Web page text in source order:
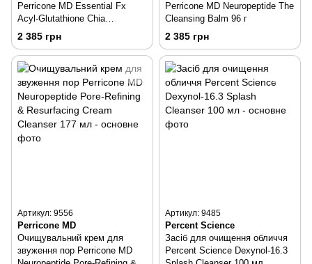
Perricone MD Essential Fx
Acyl-Glutathione Chia
Cleansing Balm 85 г
2 385 грн
Perricone MD Neuropeptide The
Cleansing Balm 96 г
2 385 грн
Артикул: 9556
Perricone MD
Очищувальний крем для
звуження пор Perricone MD
Артикул: 9485
Percent Science
Засіб для очищення обличчя
Percent Science Dexynol-16.3